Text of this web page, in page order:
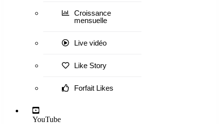
Croissance
mensuelle
Live vidéo
Like Story
Forfait Likes
YouTube